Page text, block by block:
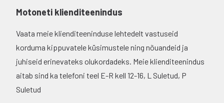
Motoneti klienditeenindus
Vaata meie klienditeeninduse lehtedelt vastuseid
korduma kippuvatele küsimustele ning nõuandeid ja
juhiseid erinevateks olukordadeks. Meie klienditeenindus
aitab sind ka telefoni teel E-R kell 12-16, L Suletud, P
Suletud